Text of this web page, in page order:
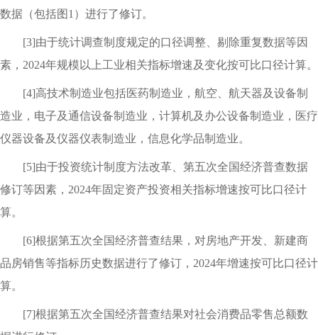
数据（包括图1）进行了修订。
[3]由于统计调查制度规定的口径调整、剔除重复数据等因
素，2024年规模以上工业相关指标增速及变化按可比口径计算。
[4]高技术制造业包括医药制造业，航空、航天器及设备制
造业，电子及通信设备制造业，计算机及办公设备制造业，医疗
仪器设备及仪器仪表制造业，信息化学品制造业。
[5]由于投资统计制度方法改革、第五次全国经济普查数据
修订等因素，2024年固定资产投资相关指标增速按可比口径计
算。
[6]根据第五次全国经济普查结果，对房地产开发、新建商
品房销售等指标历史数据进行了修订，2024年增速按可比口径计
算。
[7]根据第五次全国经济普查结果对社会消费品零售总额数